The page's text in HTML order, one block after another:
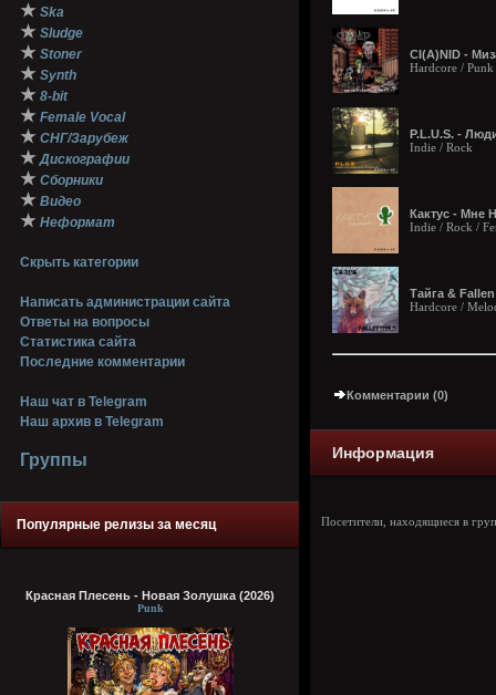
★ Ska
★ Sludge
★ Stoner
★ Synth
★ 8-bit
★ Female Vocal
★ СНГ/Зарубеж
★ Дискографии
★ Сборники
★ Видео
★ Неформат
Скрыть категории
Написать администрации сайта
Ответы на вопросы
Статистика сайта
Последние комментарии
Наш чат в Telegram
Наш архив в Telegram
Группы
Популярные релизы за месяц
Красная Плесень - Новая Золушка (2026)
Punk
CI(A)NID -
Hardcore / Punk
P.L.U.S. -
Indie / Rock
Кактус - Мне
Indie / Rock /
Тайга &
Hardcore /
Комментарии (0)
Информация
Посетители, находящиеся в